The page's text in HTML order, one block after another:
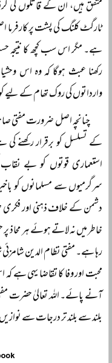
متفق ہیں، ان کے قاتلوں کی
ٹارگٹ کلنگ کی پشت پر
ہے۔ مگر اس سب کچھ کا نتیجہ
رکھنا عبث ہوگا کہ وہ اس
وارداتوں کی روک تھام کے لیے
چنانچہ اصل ضرورت مفتی
کے تسلسل کو برقرار رکھنے کی
استعماری قوتوں کو بے نقاب
سرگرمیوں سے مسلمانوں کو
دشمن کے خلاف ذہنی اور فکری
خاطر میں نہ لاتے ہوئے ہر محاذ
رہا ہے۔ مفتی نظام الدین
محبت اور وفا کا تقاضا یہی ہے
آنے پائے۔ اللہ تعالیٰ
بلند سے بلند تر درجات سے